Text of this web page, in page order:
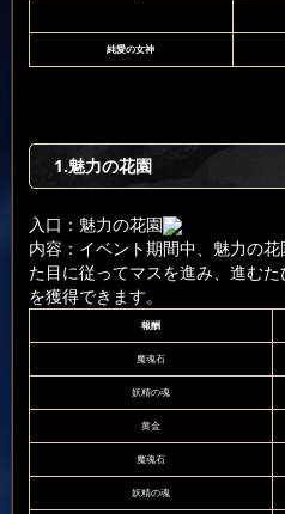
純愛の女神
1.魅力の花園
入口：魅力の花園
内容：イベント期間中、魅力の
た目に従ってマスを進み、進む
を獲得できます。
報酬
魔魂石
妖精の魂
黄金
魔魂石
妖精の魂